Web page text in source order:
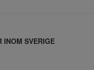
INOM SVERIGE